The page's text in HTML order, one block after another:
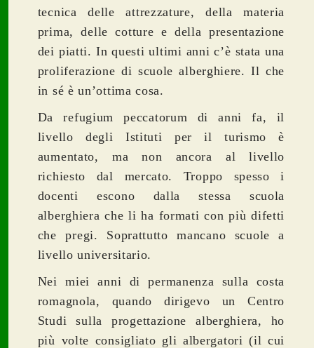
tecnica delle attrezzature, della materia
prima, delle cotture e della presentazione
dei piatti. In questi ultimi anni c’è stata una
proliferazione di scuole alberghiere. Il che
in sé è un’ottima cosa.
Da refugium peccatorum di anni fa, il
livello degli Istituti per il turismo è
aumentato, ma non ancora al livello
richiesto dal mercato. Troppo spesso i
docenti escono dalla stessa scuola
alberghiera che li ha formati con più difetti
che pregi. Soprattutto mancano scuole a
livello universitario.
Nei miei anni di permanenza sulla costa
romagnola, quando dirigevo un Centro
Studi sulla progettazione alberghiera, ho
più volte consigliato gli albergatori (il cui